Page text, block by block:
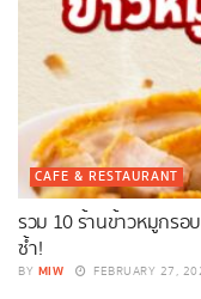
CAFE & RESTAURANT
รวม 10 ร้านข้าวหมูกรอ
ซ้ำ!
BY MIW FEBRUARY 27,